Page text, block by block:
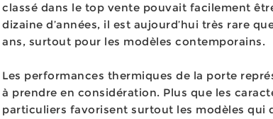
classé dans le top vente pouvait facilement
dizaine d’années, il est aujourd’hui très rare
ans, surtout pour les modèles contemporains.
Les performances thermiques de la porte
à prendre en considération. Plus que les
particuliers favorisent surtout les modèles qui